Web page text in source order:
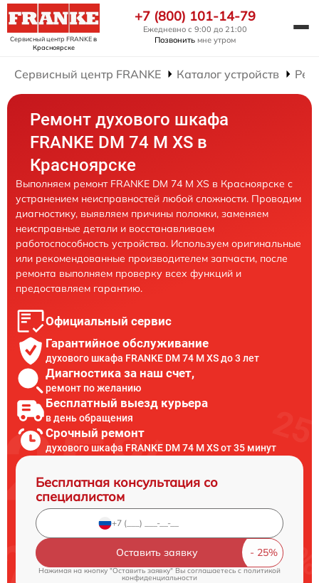
Сервисный центр FRANKEв
Красноярске
+7 (800) 101-14-79
Ежедневно с 9:00 до 21:00
Позвонить мне утром
Сервисный центр FRANKE Каталог устройств
Ремонт духового шкафа
FRANKE DM 74 M XS в
Красноярске
Выполняем ремонт FRANKE DM 74 M XS в Красноярске с
устранением неисправностей любой сложности. Проводим
диагностику, выявляем причины поломки, заменяем
неисправные детали и восстанавливаем
работоспособность устройства. Используем оригинальные
или рекомендованные производителем запчасти, после
ремонта выполняем проверку всех функций и
предоставляем гарантию.
Официальный сервис
Гарантийное обслуживание
духового шкафа FRANKE DM 74 M XS до 3 лет
Диагностика за наш счет,
ремонт по желанию
Бесплатный выезд курьера
в день обращения
Срочный ремонт
духового шкафа FRANKE DM 74 M XS от 35 минут
Бесплатная консультация со
специалистом
Оставить заявку
Нажимая на кнопку "Оставить заявку" Вы соглашаетесь cполитикой
конфиденциальности